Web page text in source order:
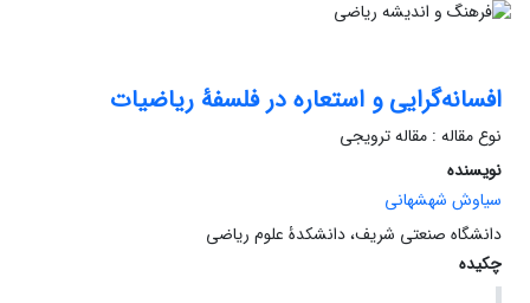
افسانه‌گرایی و استعاره در فلسفۀ ریاضیات
نوع مقاله : مقاله ترویجی
نویسنده
سیاوش شهشهانی
دانشگاه صنعتی شریف، دانشکدۀ علوم ریاضی
چکیده